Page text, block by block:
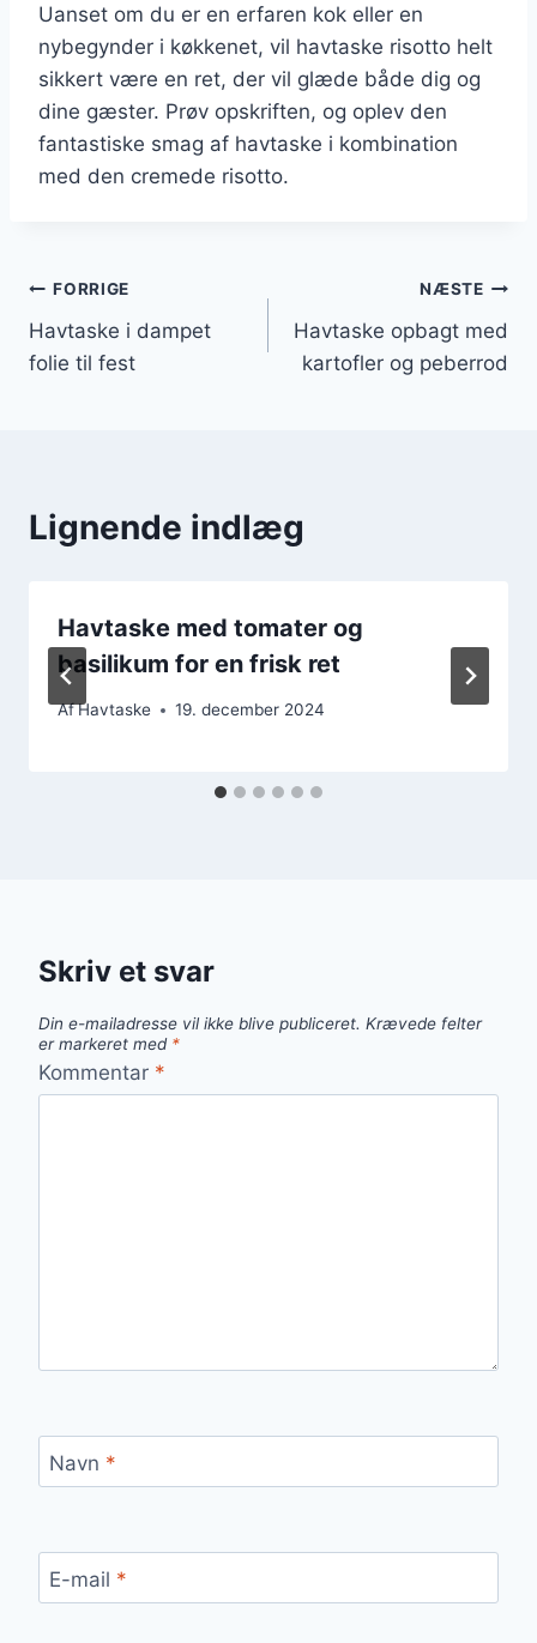
Uanset om du er en erfaren kok eller en
nybegynder i køkkenet, vil havtaske risotto helt
sikkert være en ret, der vil glæde både dig og
dine gæster. Prøv opskriften, og oplev den
fantastiske smag af havtaske i kombination
med den cremede risotto.
Indlægsnavigation
FORRIGE
Havtaske i dampet
folie til fest
NÆSTE
Havtaske opbagt med
kartofler og peberrod
Lignende indlæg
Havtaske med tomater og
basilikum for en frisk ret
AfHavtaske 19. december 2024
Skriv et svar
Din e-mailadresse vil ikke blive publiceret. Krævede felter
er markeret med *
Kommentar *
Navn *
E-mail *